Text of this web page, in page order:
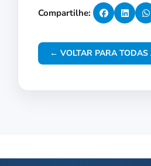
Compartilhe:
← VOLTAR PARA TODAS